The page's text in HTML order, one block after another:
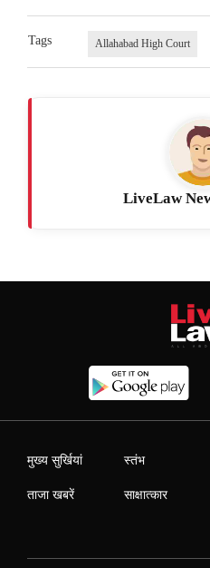
Tags Allahabad High Court
LiveLaw
मुख्य सुर्खियां
ताजा खबरें
स्तंभ
साक्षात्कार